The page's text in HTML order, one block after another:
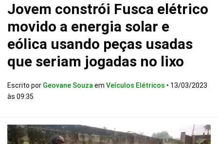
Jovem constrói Fusca elétrico
movido a energia solar e
eólica usando peças usadas
que seriam jogadas no lixo
Escrito por Geovane Souza em Veículos Elétricos • 13/03/2023
às 09:35